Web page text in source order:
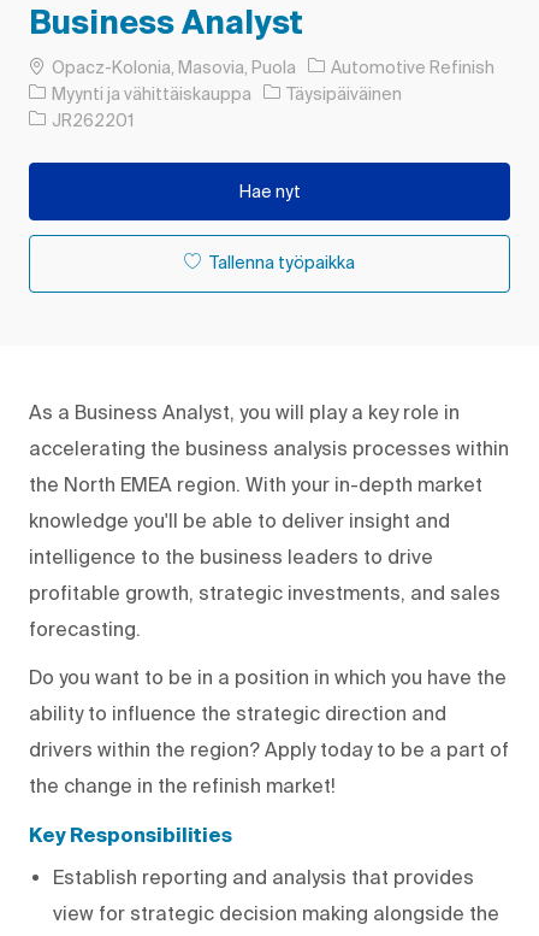
Business Analyst
PaikkaOpacz-Kolonia, Masovia, Puola
Automotive Refinish
Luokka
Myynti ja vähittäiskauppa Työn tyyppi
Täysipäiväinen
Työn tunnus
JR262201
Hae nyt
Tallenna työpaikka
As a Business Analyst, you will play a key role in
accelerating the business analysis processes within
the North EMEA region. With your in-depth market
knowledge you'll be able to deliver insight and
intelligence to the business leaders to drive
profitable growth, strategic investments, and sales
forecasting.
Do you want to be in a position in which you have the
ability to influence the strategic direction and
drivers within the region? Apply today to be a part of
the change in the refinish market!
Key Responsibilities
Establish reporting and analysis that provides
view for strategic decision making alongside the